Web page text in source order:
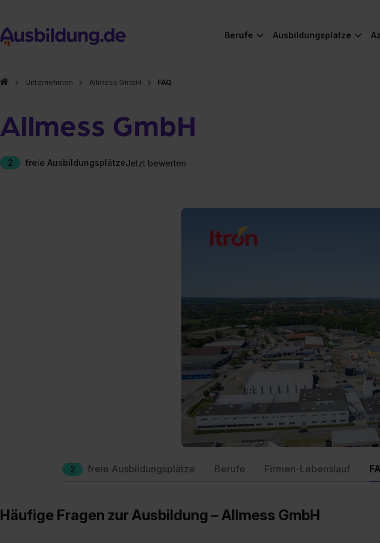
Berufe Ausbildungsplätze
Unternehmen Allmess GmbH FAQ
Allmess GmbH
2 freie AusbildungsplätzeJetzt bewerten
2 freie Ausbildungsplätze Berufe Firmen-Lebenslauf
Häufige Fragen zur Ausbildung – Allmess GmbH